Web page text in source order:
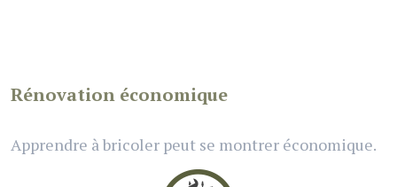
Rénovation économique
Apprendre à bricoler peut se montrer économique.